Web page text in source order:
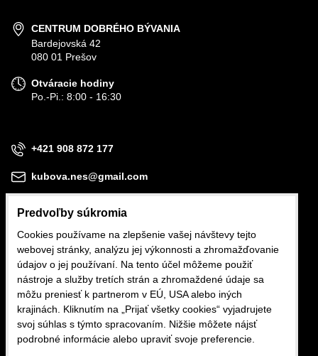
CENTRUM DOBRÉHO BÝVANIA
Bardejovská 42
080 01 Prešov
Otváracie hodiny
Po.-Pi.: 8:00 - 16:30
+421 908 872 177
kubova.nes@gmail.com
Obchodné podmienky
Reklamačné podmienky
Ochrana osobných údajov
Predvoľby súkromia
Cookies používame na zlepšenie vašej návštevy tejto
webovej stránky, analýzu jej výkonnosti a zhromažďovanie
údajov o jej používaní. Na tento účel môžeme použiť
nástroje a služby tretích strán a zhromaždené údaje sa
môžu preniesť k partnerom v EÚ, USA alebo iných
krajinách. Kliknutím na „Prijať všetky cookies“ vyjadrujete
svoj súhlas s týmto spracovaním. Nižšie môžete nájsť
podrobné informácie alebo upraviť svoje preferencie.